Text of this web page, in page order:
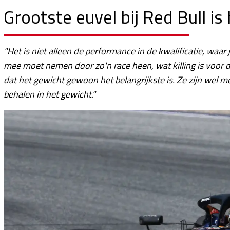
Grootste euvel bij Red Bull
"Het is niet alleen de performance in de kwalificatie,
mee moet nemen door zo'n race heen, wat killing is
dat het gewicht gewoon het belangrijkste is. Ze zijn wel
behalen in het gewicht."